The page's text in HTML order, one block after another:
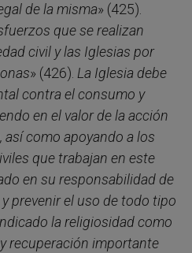
de la misma» (425).
que se realizan
civil y las Iglesias por
» (426). La Iglesia debe
contra el consumo y
en el valor de la acción
así como apoyando a los
que trabajan en este
en su responsabilidad de
prevenir el uso de todo tipo
la religiosidad como
recuperación importante